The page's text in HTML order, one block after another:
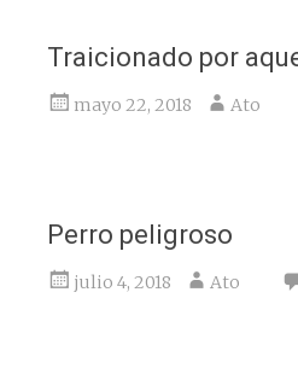
Traicionado por
mayo 22, 2018 Ato
Perro peligroso
julio 4, 2018 Ato